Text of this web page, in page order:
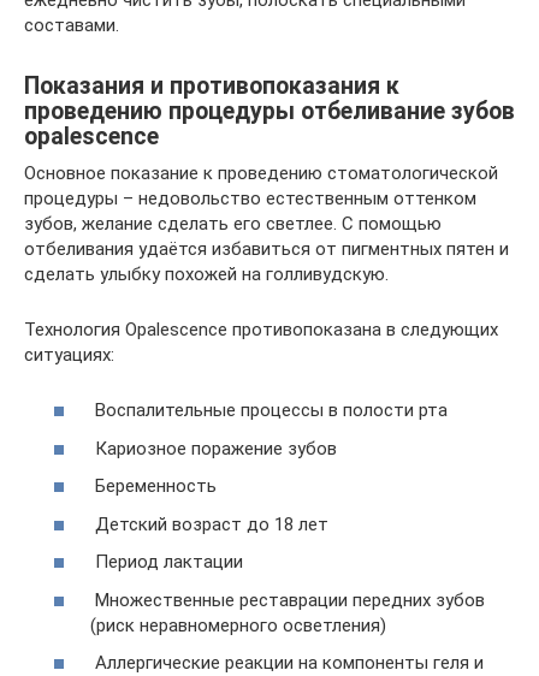
составами.
Показания и противопоказания к
проведению процедуры отбеливание зубов
opalescence
Основное показание к проведению стоматологической
процедуры – недовольство естественным оттенком
зубов, желание сделать его светлее. С помощью
отбеливания удаётся избавиться от пигментных пятен и
сделать улыбку похожей на голливудскую.
Технология Opalescence противопоказана в следующих
ситуациях:
Воспалительные процессы в полости рта
Кариозное поражение зубов
Беременность
Детский возраст до 18 лет
Период лактации
Множественные реставрации передних зубов
(риск неравномерного осветления)
Аллергические реакции на компоненты геля и